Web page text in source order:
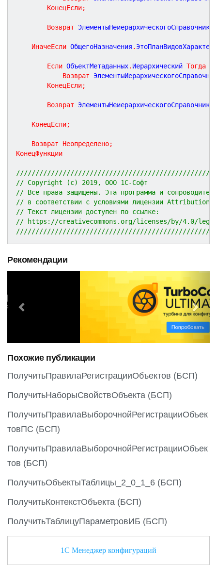
КонецЕсли;
Возврат ЭлементыНеиерархическогоСправочника
ИначеЕсли ОбщегоНазначения .
Если ОбъектМетаданных. Иерархический Тогда
Возврат
КонецЕсли;
Возврат ЭлементыНеиерархическогоСправочника
КонецЕсли;
Возврат Неопределено;
КонецФункции
// Copyright (c) 2019, ООО 1С-Софт
// Все права защищены. Эта программа и
// в соответствии с условиями лицензии
// Текст лицензии доступен по ссылке:
// https://creativecommons.org/licenses/by/4.0/
Рекомендации
e
o
u
s
e
x
t
Похожие публикации
ПолучитьПравилаРегистрацииОбъектов (БСП)
ПолучитьНаборыСвойствОбъекта (БСП)
ПолучитьПравилаВыборочнойРегистрацииОбъек
товПС (БСП)
ПолучитьПравилаВыборочнойРегистрацииОбъек
тов (БСП)
ПолучитьОбъектыТаблицы_2_0_1_6 (БСП)
ПолучитьКонтекстОбъекта (БСП)
ПолучитьТаблицуПараметровИБ (БСП)
1С Менеджер конфигураций